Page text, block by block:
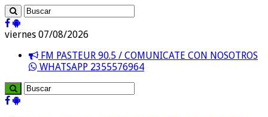
viernes 07/08/2026
FM PASTEUR 90.5 / COMUNICATE CON NOSOTROS
WHATSAPP 2355576964